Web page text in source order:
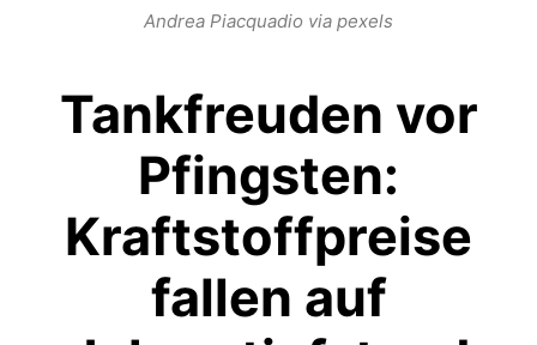
Andrea Piacquadio via pexels
Tankfreuden vor
Pfingsten:
Kraftstoffpreise
fallen auf